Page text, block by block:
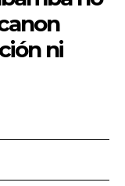
ni